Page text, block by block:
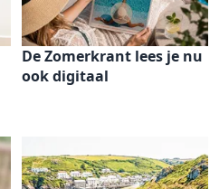
De Zomerkrant lees je nu
ook digitaal